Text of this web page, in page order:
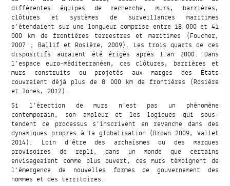
différentes équipes de recherche, murs, barrières,
clôtures et systèmes de surveillances maritimes
s’étendaient sur une longueur comprise entre 18 000 et 41
000 km de frontières terrestres et maritimes (Foucher,
2007 ; Ballif et Rosière, 2009). Les trois quarts de ces
dispositifs auraient été érigés après l’an 2000. Dans
l’espace euro-méditerranéen, ces clôtures, barrières et
murs construits ou projetés aux marges des États
couvraient déjà plus de 8 000 km de frontières (Rosière
et Jones, 2012).
Si l’érection de murs n’est pas un phénomène
contemporain, son ampleur et les logiques qui sous-
tendent ce processus s’inscrivent en revanche dans des
dynamiques propres à la globalisation (Brown 2009, Vallet
2014). Loin d’être des archaïsmes ou des marques
provisoires de repli, dans un monde que certains
envisageaient comme plus ouvert, ces murs témoignent de
l’émergence de nouvelles formes de gouvernement des
hommes et des territoires.